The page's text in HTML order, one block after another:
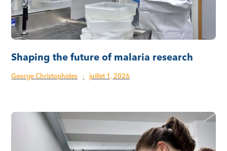
Shaping the future of malaria research
George Christophides · juillet 1, 2026